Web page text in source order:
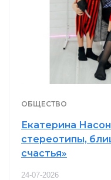
ОБЩЕСТВО
Екатерина
стереотипы,
счастья»
24-07-2026